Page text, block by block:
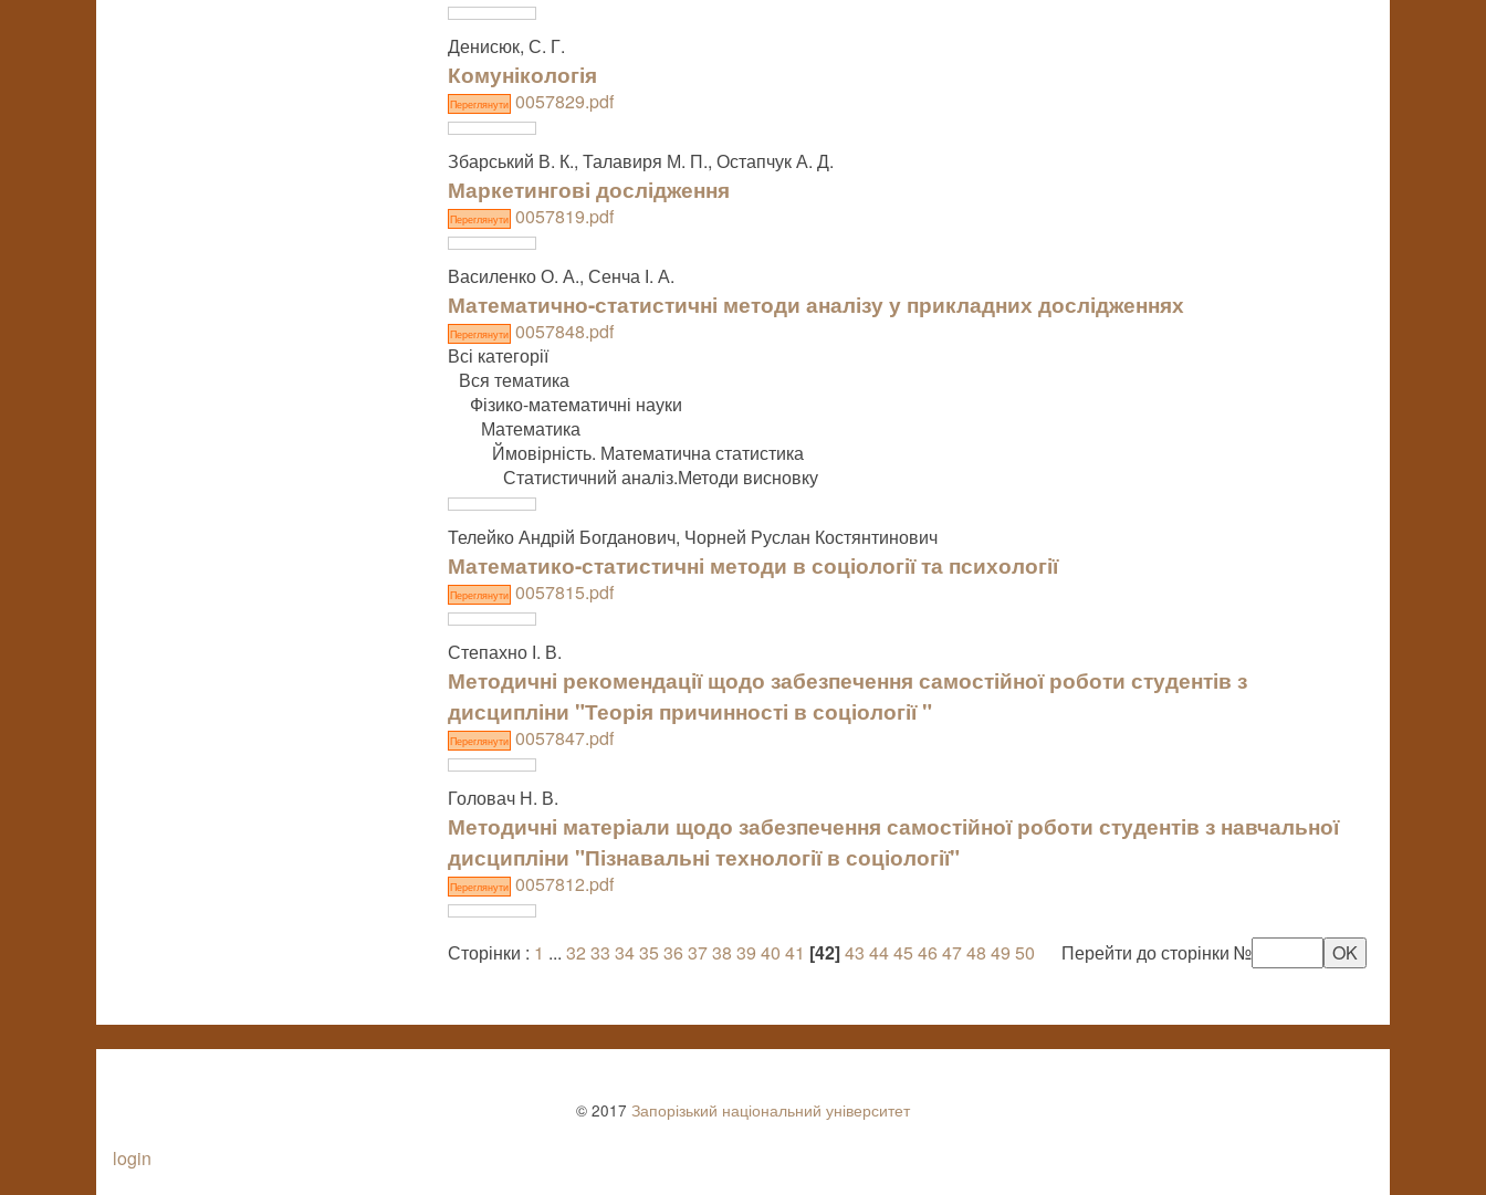
Денисюк, С. Г.
Комунікологія
Переглянути0057829.pdf
Збарський В. К., Талавиря М. П., Остапчук А. Д.
Маркетингові дослідження
Переглянути0057819.pdf
Василенко О. А., Сенча І. А.
Математично-статистичні методи аналізу у прикладних дослідженнях
Переглянути0057848.pdf
Всі категорії
Вся тематика
Фізико-математичні науки
Математика
Ймовірність. Математична статистика
Статистичний аналіз.Методи висновку
Телейко Андрій Богданович, Чорней Руслан Костянтинович
Математико-статистичні методи в соціології та психології
Переглянути0057815.pdf
Степахно І. В.
Методичні рекомендації щодо забезпечення самостійної роботи студентів з
дисципліни "Теорія причинності в соціології "
Переглянути0057847.pdf
Головач Н. В.
Методичні матеріали щодо забезпечення самостійної роботи студентів з навчальної
дисципліни "Пізнавальні технології в соціології"
Переглянути0057812.pdf
Сторінки : 1 ... 32 33 3435 36 3738 39 40 41 [42]43 4445 46 4748 49 50 Перейти до сторінки №
© 2017 Запорізький національний університет
login